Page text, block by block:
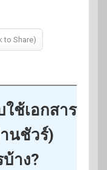
to Share)
ช้เอกสาร
นชัวร์)
าง?